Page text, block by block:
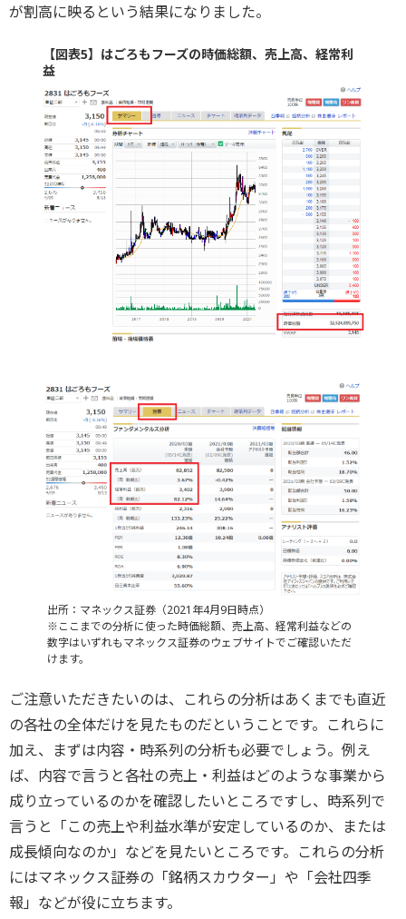
が割高に映るという結果になりました。
【図表5】はごろもフーズの時価総額、売上高、経常利
益
出所：マネックス証券（2021年4月9日時点）
※ここまでの分析に使った時価総額、売上高、経常利益などの
数字はいずれもマネックス証券のウェブサイトでご確認いただ
けます。
ご注意いただきたいのは、これらの分析はあくまでも直近
の各社の全体だけを見たものだということです。これらに
加え、まずは内容・時系列の分析も必要でしょう。例え
ば、内容で言うと各社の売上・利益はどのような事業から
成り立っているのかを確認したいところですし、時系列で
言うと「この売上や利益水準が安定しているのか、または
成長傾向なのか」などを見たいところです。これらの分析
にはマネックス証券の「銘柄スカウター」や「会社四季
報」などが役に立ちます。